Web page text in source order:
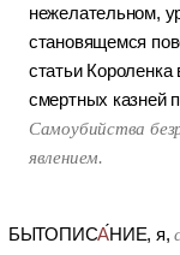
нежелательном,
становящемся
статьи Короленка
смертных казней
Самоубийства
явлением.
БЫТОПИСАНИЕ, я,